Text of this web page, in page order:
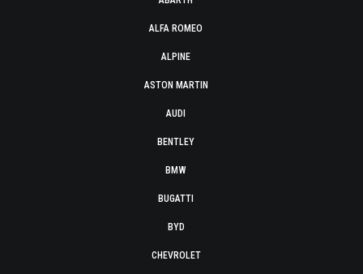
ALFA ROMEO
ALPINE
ASTON MARTIN
AUDI
BENTLEY
BMW
BUGATTI
BYD
CHEVROLET